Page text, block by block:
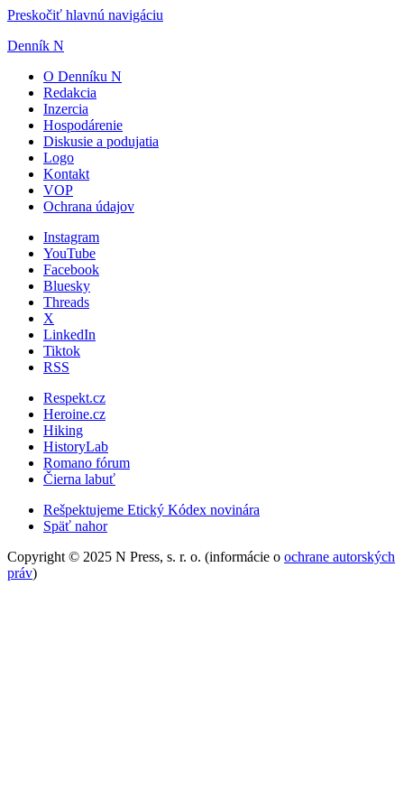
Preskočiť hlavnú navigáciu
Denník N
O Denníku N
Redakcia
Inzercia
Hospodárenie
Diskusie a podujatia
Logo
Kontakt
VOP
Ochrana údajov
Instagram
YouTube
Facebook
Bluesky
Threads
X
LinkedIn
Tiktok
RSS
Respekt.cz
Heroine.cz
Hiking
HistoryLab
Romano fórum
Čierna labuť
Rešpektujeme Etický Kódex novinára
Späť nahor
Copyright © 2025 N Press, s. r. o. (informácie o ochrane autorských
práv)